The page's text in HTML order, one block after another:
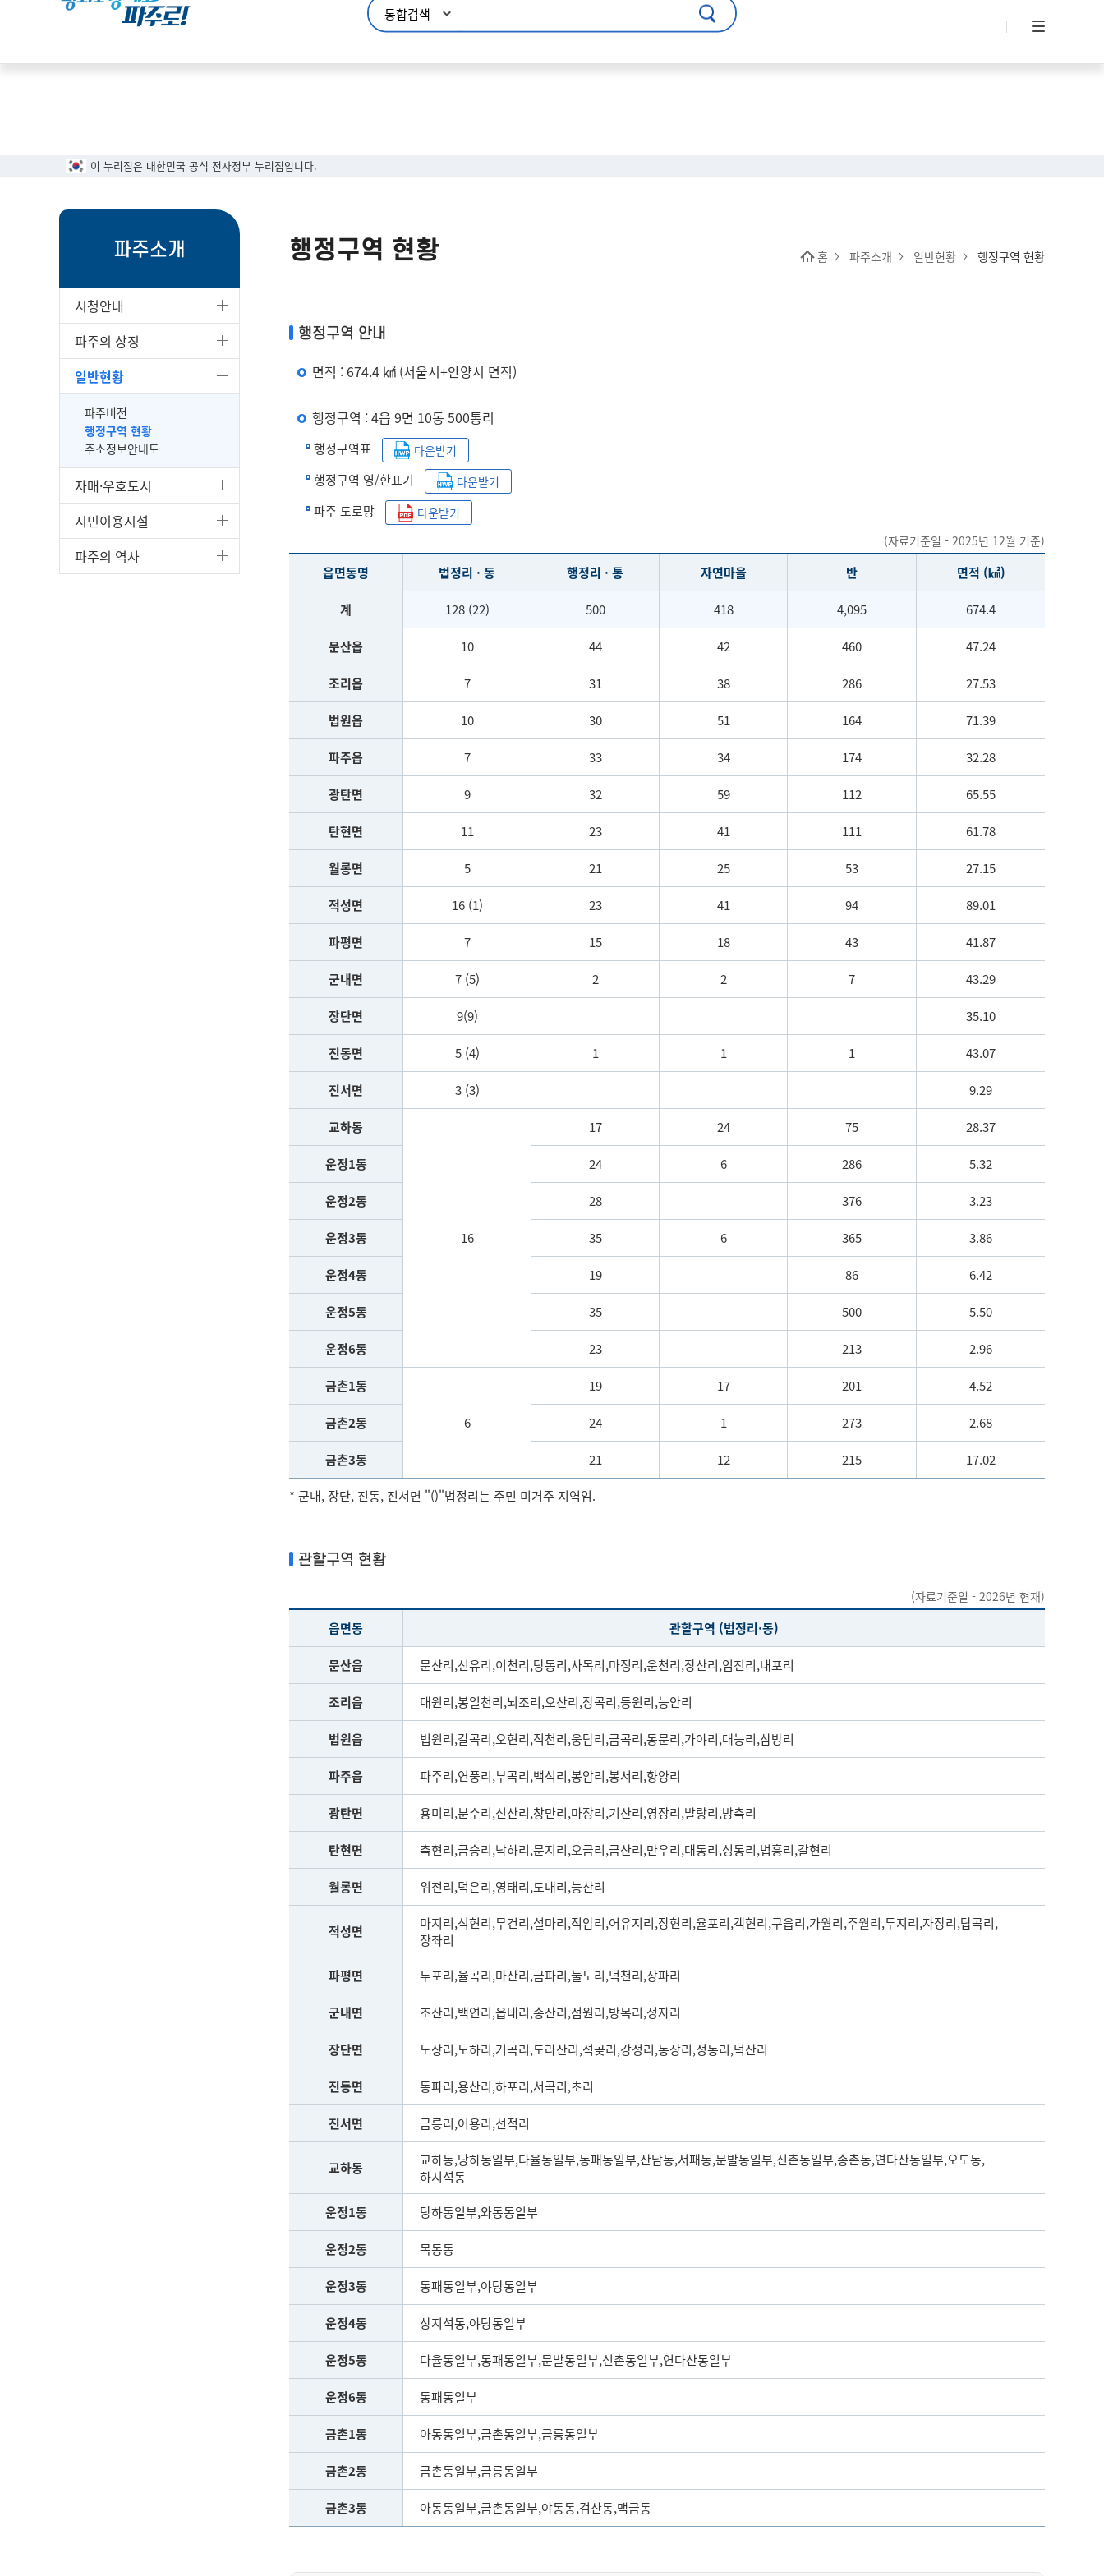
이 누리집은 대한민국 공식 전자정부 누리집입니다.
파주소개
시청안내
파주의 상징
일반현황
파주비전
행정구역 현황
주소정보안내도
자매·우호도시
시민이용시설
파주의 역사
행정구역 현황 홈 파주소개 일반현황 행정구역 현황
행정구역 안내
면적 : 674.4 ㎢ (서울시+안양시 면적)
행정구역 : 4읍 9면 10동 500통리
행정구역표 다운받기
행정구역 영/한표기 다운받기
파주 도로망
다운받기
(자료기준일 - 2025년 12월 기준)
읍면동명 법정리 · 동 행정리 · 통 자연마을 반 면적 (㎢)
계 128 (22) 500 418 4,095 674.4
문산읍 10 44 42 460 47.24
조리읍 7 31 38 286 27.53
법원읍 10 30 51 164 71.39
파주읍 7 33 34 174 32.28
광탄면 9 32 59 112 65.55
탄현면 11 23 41 111 61.78
월롱면 5 21 25 53 27.15
적성면 16 (1) 23 41 94 89.01
파평면 7 15 18 43 41.87
군내면 7 (5) 2 2 7 43.29
장단면 9(9) 35.10
진동면 5 (4) 1 1 1 43.07
진서면 3 (3) 9.29
교하동
16
17 24 75 28.37
운정1동 24 6 286 5.32
운정2동 28 376 3.23
운정3동 35 6 365 3.86
운정4동 19 86 6.42
운정5동 35 500 5.50
운정6동 23 213 2.96
금촌1동
6
19 17 201 4.52
금촌2동 24 1 273 2.68
금촌3동 21 12 215 17.02
* 군내, 장단, 진동, 진서면 "()"법정리는 주민 미거주 지역임.
관할구역 현황
(자료기준일 - 2026년 현재)
읍면동 관할구역 (법정리·동)
문산읍 문산리,선유리,이천리,당동리,사목리,마정리,운천리,장산리,임진리,내포리
조리읍 대원리,봉일천리,뇌조리,오산리,장곡리,등원리,능안리
법원읍 법원리,갈곡리,오현리,직천리,웅담리,금곡리,동문리,가야리,대능리,삼방리
파주읍 파주리,연풍리,부곡리,백석리,봉암리,봉서리,향양리
광탄면 용미리,분수리,신산리,창만리,마장리,기산리,영장리,발랑리,방축리
탄현면 축현리,금승리,낙하리,문지리,오금리,금산리,만우리,대동리,성동리,법흥리,갈현리
월롱면 위전리,덕은리,영태리,도내리,능산리
적성면
마지리,식현리,무건리,설마리,적암리,어유지리,장현리,율포리,객현리,구읍리,가월리,주월리,두지리,자장리,답곡리,
장좌리
파평면 두포리,율곡리,마산리,금파리,눌노리,덕천리,장파리
군내면 조산리,백연리,읍내리,송산리,점원리,방목리,정자리
장단면 노상리,노하리,거곡리,도라산리,석곶리,강정리,동장리,정동리,덕산리
진동면 동파리,용산리,하포리,서곡리,초리
진서면 금릉리,어용리,선적리
교하동
교하동,당하동일부,다율동일부,동패동일부,산남동,서패동,문발동일부,신촌동일부,송촌동,연다산동일부,오도동,
하지석동
운정1동 당하동일부,와동동일부
운정2동 목동동
운정3동 동패동일부,야당동일부
운정4동 상지석동,야당동일부
운정5동 다율동일부,동패동일부,문발동일부,신촌동일부,연다산동일부
운정6동 동패동일부
금촌1동 아동동일부,금촌동일부,금릉동일부
금촌2동 금촌동일부,금릉동일부
금촌3동 아동동일부,금촌동일부,야동동,검산동,맥금동